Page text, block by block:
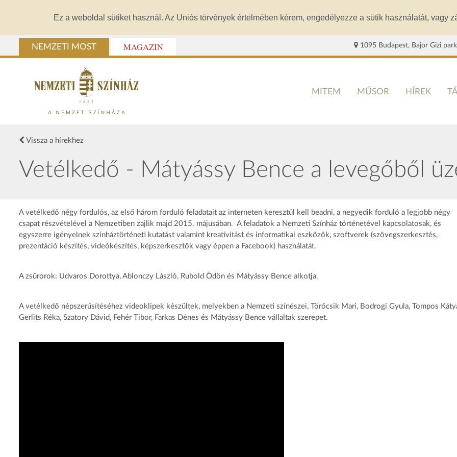
Ez a weboldal sütiket használ. Az Uniós törvények értelmében kérem, engedélyezze a sütik használatát, vagy
NEMZETI MOST MAGAZIN 1095 Budapest, Bajor Gizi
MITEM MŰSOR HÍREK
Vissza a hírekhez
Vetélkedő - Mátyássy Bence a levegőből
A vetélkedő négy fordulós, az első három forduló feladatait az interneten keresztül kell beadni, a negyedik forduló a legjobb négy
csapat részvételével a Nemzetiben zajlik majd 2015. májusában. A feladatok a Nemzeti Színház történetével kapcsolatosak, és
egyszerre igényelnek színháztörténeti kutatást valamint kreativitást és informatikai eszközök, szoftverek (szövegszerkesztés,
prezentáció készítés, videókészítés, képszerkesztők vagy éppen a Facebook) használatát.
A zsűrorok: Udvaros Dorottya, Ablonczy László, Rubold Ödön és Mátyássy Bence alkotja.
A vetélkedő népszerűsítéséhez videoklipek készültek, melyekben a Nemzeti színészei, Törőcsik Mari, Bodrogi Gyula, Tompos
Gerlits Réka, Szatory Dávid, Fehér Tibor, Farkas Dénes és Mátyássy Bence vállaltak szerepet.